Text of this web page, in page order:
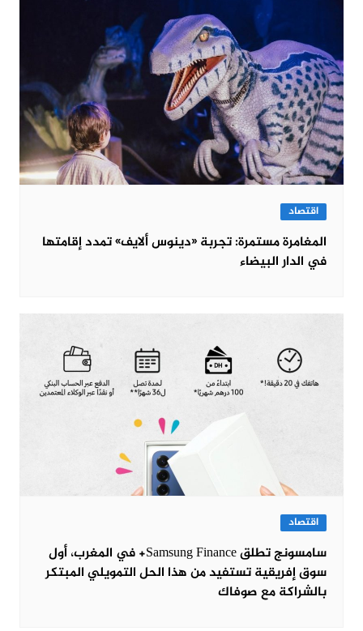
اقتصاد
المغامرة مستمرة: تجربة «دينوس ألايف» تمدد إقامتها
في الدار البيضاء
اقتصاد
سامسونج تطلق Samsung Finance+ في المغرب، أول
سوق إفريقية تستفيد من هذا الحل التمويلي المبتكر
بالشراكة مع صوفاك